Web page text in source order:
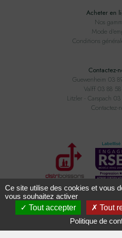
Acheter en
Nos
Mode
Conditions
Contactez-
Guewenheim 03
Valff 03 88
Litzler - Carspach
Contactez-
Tous droits réservés ADAM BOISSONS -
Ce site utilise des cookies et vous
vous souhaitez activer
Tout accepter
Tout
Politique de